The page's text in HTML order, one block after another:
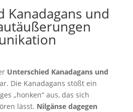
Kanadagans und
Unterschied Kanadagans und
Die Kanadagans stößt ein
„honken“ aus, das sich
lässt. Nilgänse dagegen